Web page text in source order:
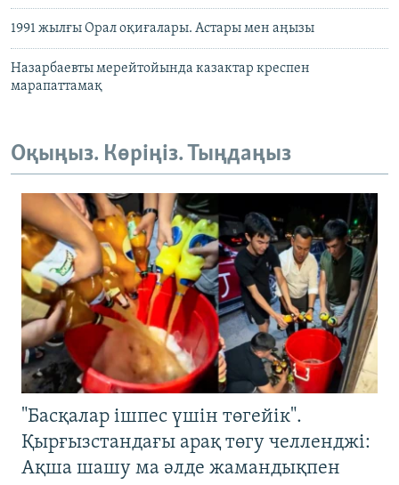
1991 жылғы Орал оқиғалары. Астары мен аңызы
Назарбаевты мерейтойында казактар креспен
марапаттамақ
Оқыңыз. Көріңіз. Тыңдаңыз
"Басқалар ішпес үшін төгейік".
Қырғызстандағы арақ төгу челленджі:
Ақша шашу ма әлде жамандықпен